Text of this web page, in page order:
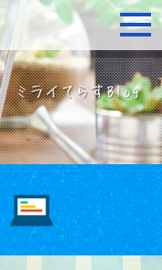
障がいをお持ちの方へ